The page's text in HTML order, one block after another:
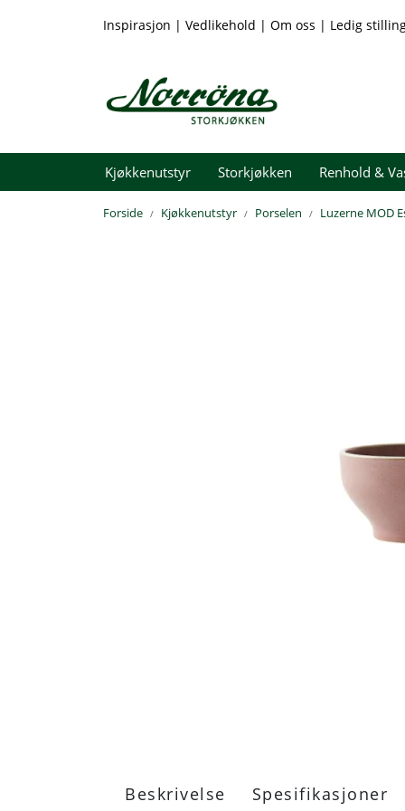
Inspirasjon | Vedlikehold | Om oss | Ledig
Kjøkkenutstyr Storkjøkken Renhold &
Forside Kjøkkenutstyr Porselen Luzerne MOD
Beskrivelse Spesifikasjoner